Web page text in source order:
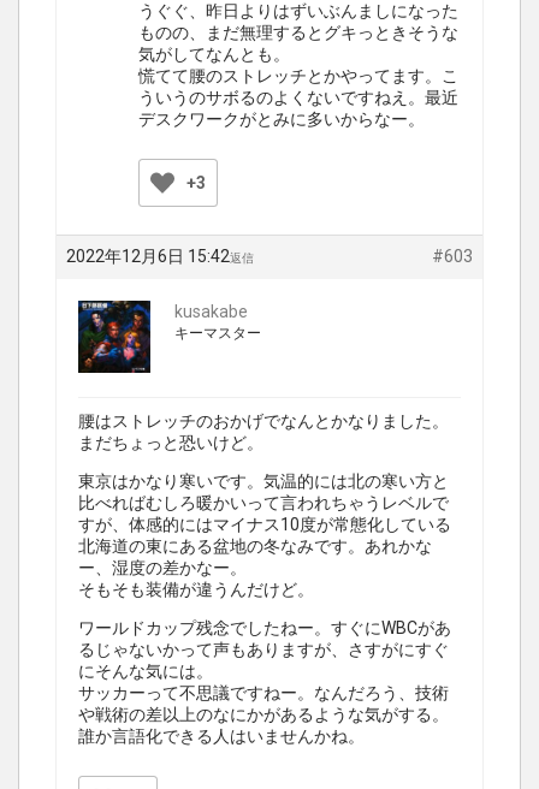
うぐぐ、昨日よりはずいぶんましになった
ものの、まだ無理するとグキっときそうな
気がしてなんとも。
慌てて腰のストレッチとかやってます。こ
ういうのサボるのよくないですねえ。最近
デスクワークがとみに多いからなー。
+3
2022年12月6日 15:42 #603
返信
kusakabe
キーマスター
腰はストレッチのおかげでなんとかなりました。
まだちょっと恐いけど。
東京はかなり寒いです。気温的には北の寒い方と
比べればむしろ暖かいって言われちゃうレベルで
すが、体感的にはマイナス10度が常態化している
北海道の東にある盆地の冬なみです。あれかな
ー、湿度の差かなー。
そもそも装備が違うんだけど。
ワールドカップ残念でしたねー。すぐにWBCがあ
るじゃないかって声もありますが、さすがにすぐ
にそんな気には。
サッカーって不思議ですねー。なんだろう、技術
や戦術の差以上のなにかがあるような気がする。
誰か言語化できる人はいませんかね。